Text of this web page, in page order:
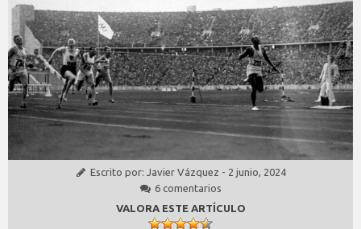
Escrito por: Javier Vázquez - 2 junio, 2024
6 comentarios
VALORA ESTE ARTÍCULO